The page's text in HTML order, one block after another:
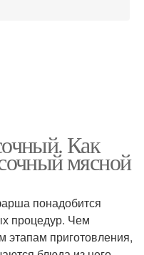
Как
мясной
понадобится
процедур. Чем
этапам приготовления,